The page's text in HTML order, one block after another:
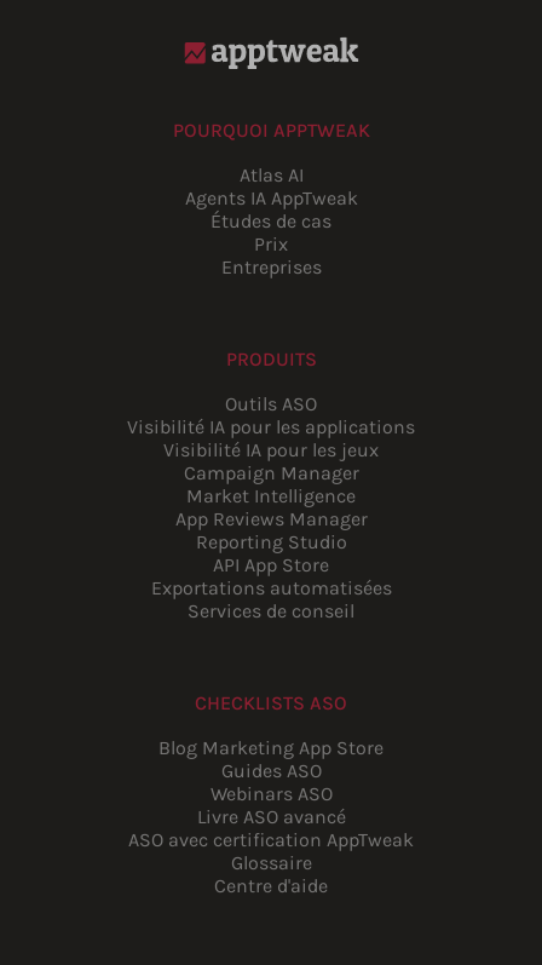
POURQUOI APPTWEAK
Atlas AI
Agents IA AppTweak
Études de cas
Prix
Entreprises
PRODUITS
Outils ASO
Visibilité IA pour les applications
Visibilité IA pour les jeux
Campaign Manager
Market Intelligence
App Reviews Manager
Reporting Studio
API App Store
Exportations automatisées
Services de conseil
CHECKLISTS ASO
Blog Marketing App Store
Guides ASO
Webinars ASO
Livre ASO avancé
ASO avec certification AppTweak
Glossaire
Centre d'aide